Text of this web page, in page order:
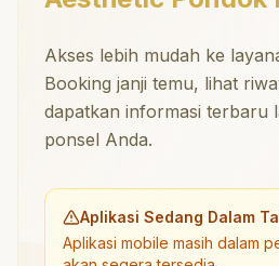
Akses lebih mudah ke
Booking janji temu, lihat
dapatkan informasi terbaru
ponsel Anda.
Aplikasi Sedang Dalam
Aplikasi mobile masih dalam